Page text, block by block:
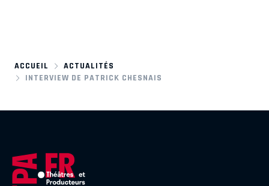
ACCUEIL
ACTUALITÉS
INTERVIEW DE PATRICK CHESNAIS